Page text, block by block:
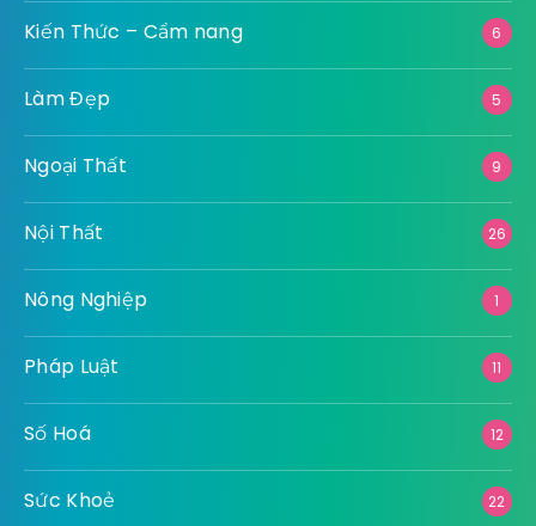
Kiến Thức – Cẩm nang 6
Làm Đẹp 5
Ngoại Thất 9
Nội Thất 26
Nông Nghiệp 1
Pháp Luật 11
Số Hoá 12
Sức Khoẻ 22